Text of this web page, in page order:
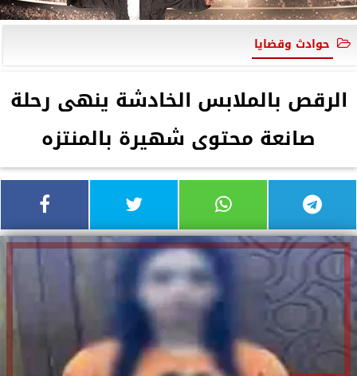
حوادث وقضايا
الرقص بالملابس الخادشة ينهى رحلة
صانعة محتوى شهيرة بالمنتزه